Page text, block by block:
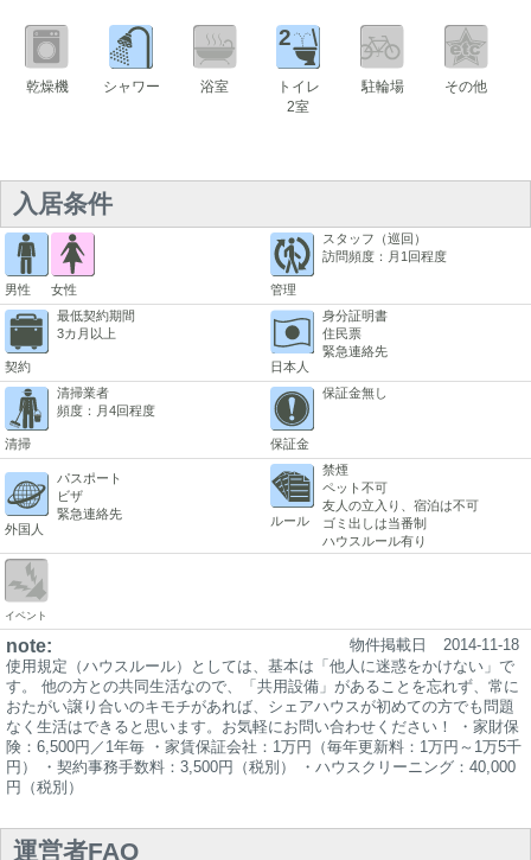
乾燥機 シャワー 浴室
2
トイレ
2室
駐輪場 その他
入居条件
男性 女性 管理
スタッフ（巡回）
訪問頻度：月1回程度
契約
最低契約期間
3カ月以上
日本人
身分証明書
住民票
緊急連絡先
清掃
清掃業者
頻度：月4回程度
保証金
保証金無し
外国人
パスポート
ビザ
緊急連絡先
ルール
禁煙
ペット不可
友人の立入り、宿泊は不可
ゴミ出しは当番制
ハウスルール有り
イベント
note: 物件掲載日
2014-11-18
使用規定（ハウスルール）としては、基本は「他人に迷惑をかけない」で
す。 他の方との共同生活なので、「共用設備」があることを忘れず、常に
おたがい譲り合いのキモチがあれば、シェアハウスが初めての方でも問題
なく生活はできると思います。お気軽にお問い合わせください！ ・家財保
険：6,500円／1年毎 ・家賃保証会社：1万円（毎年更新料：1万円～1万5千
円） ・契約事務手数料：3,500円（税別） ・ハウスクリーニング：40,000
円（税別）
運営者FAQ